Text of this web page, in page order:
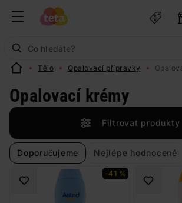
Tělo Opalovací přípravky
Opalovací krémy
Filtrovat produkty
Doporučujeme Nejlépe hodnocené
-41 %